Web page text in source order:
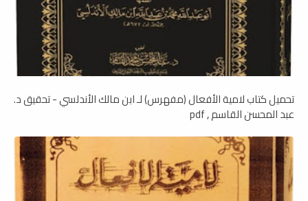
تحميل كتاب لامية الأفعال (مفهرس) لـ ابن مالك الأندلسي - تحقيق د.
عبد المحسن القاسم , pdf